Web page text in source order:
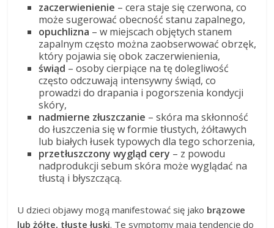
zaczerwienienie – cera staje się czerwona, co
może sugerować obecność stanu zapalnego,
opuchlizna – w miejscach objętych stanem
zapalnym często można zaobserwować obrzęk,
który pojawia się obok zaczerwienienia,
świąd – osoby cierpiące na tę dolegliwość
często odczuwają intensywny świąd, co
prowadzi do drapania i pogorszenia kondycji
skóry,
nadmierne złuszczanie – skóra ma skłonność
do łuszczenia się w formie tłustych, żółtawych
lub białych łusek typowych dla tego schorzenia,
przetłuszczony wygląd cery – z powodu
nadprodukcji sebum skóra może wyglądać na
tłustą i błyszczącą.
U dzieci objawy mogą manifestować się jako brązowe
lub żółte, tłuste łuski. Te symptomy mają tendencję do